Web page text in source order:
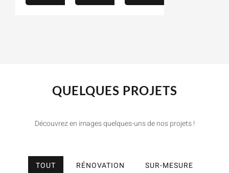
QUELQUES PROJETS
Découvrez en images quelques-uns de nos projets !
TOUT RÉNOVATION
SUR-MESURE